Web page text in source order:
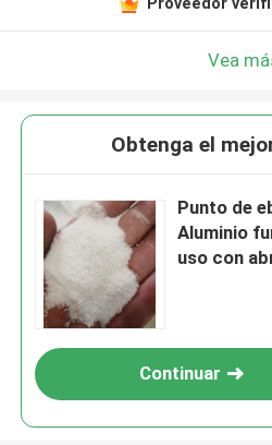
Vea
Obtenga el
Punto de
Aluminio
uso con
Continuar